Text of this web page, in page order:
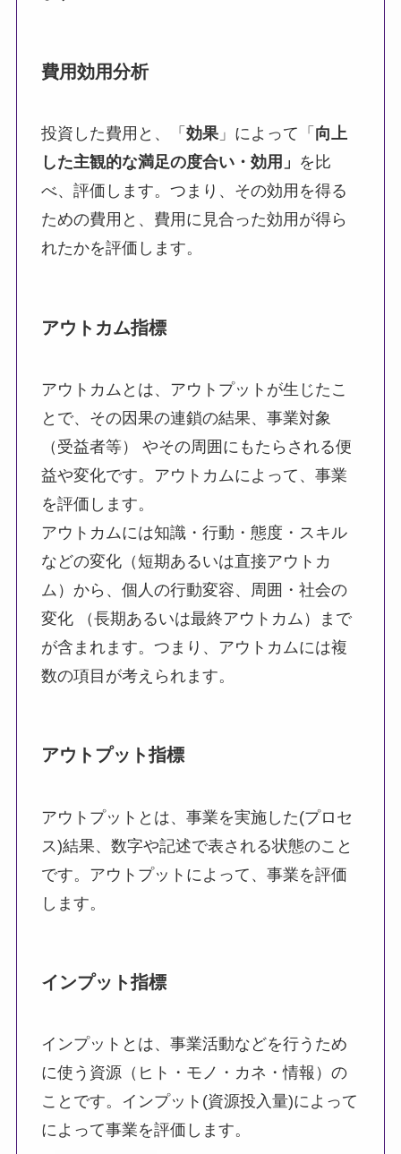
費用効用分析
投資した費用と、「 効果」によって「 向上
した主観的な満足の度合い・効用」 を比
べ、評価します。つまり、その効用を得る
ための費用と、費用に見合った効用が得ら
れたかを評価します。
アウトカム指標
アウトカムとは、アウトプットが生じたこ
とで、その因果の連鎖の結果、事業対象
（受益者等） やその周囲にもたらされる便
益や変化です。アウトカムによって、事業
を評価します。
アウトカムには知識・行動・態度・スキル
などの変化（短期あるいは直接アウトカ
ム）から、個人の行動変容、周囲・社会の
変化 （長期あるいは最終アウトカム）まで
が含まれます。つまり、アウトカムには複
数の項目が考えられます。
アウトプット指標
アウトプットとは、事業を実施した(プロセ
ス)結果、数字や記述で表される状態のこと
です。アウトプットによって、事業を評価
します。
インプット指標
インプットとは、事業活動などを行うため
に使う資源（ヒト・モノ・カネ・情報）の
ことです。インプット(資源投入量)によって
によって事業を評価します。